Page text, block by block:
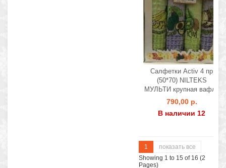
Салфетки Activ 4 пр
(50*70) NILTEKS
МУЛЬТИ крупная вафля
790,00 р.
В наличии 12
1
показать все
Showing 1 to 15 of 16 (2
Pages)